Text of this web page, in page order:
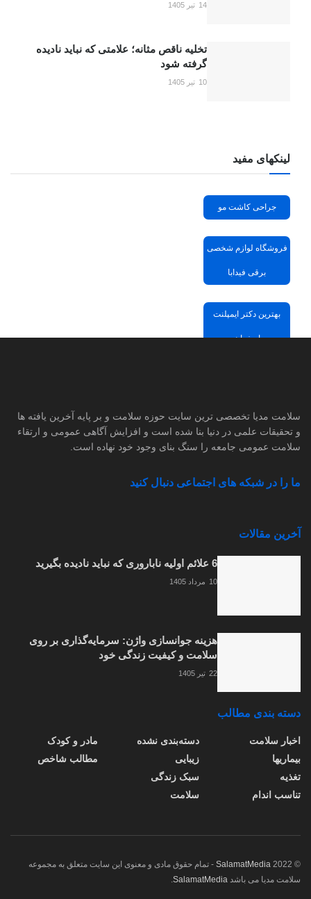
14 تیر 1405
تخلیه ناقص مثانه؛ علامتی که نباید نادیده
گرفته شود
10 تیر 1405
لینکهای مفید
جراحی کاشت مو
فروشگاه لوازم شخصی
برقی فیدابا
بهترین دکتر ایمپلنت
اصفهان
سلامت مدیا تخصصی ترین سایت حوزه سلامت و بر پایه آخرین یافته ها
و تحقیقات علمی در دنیا بنا شده است و افزایش آگاهی عمومی و ارتقاء
سلامت عمومی جامعه را سنگ بنای وجود خود نهاده است.
ما را در شبکه های اجتماعی دنبال کنید
آخرین مقالات
6 علائم اولیه ناباروری که نباید نادیده بگیرید
10 مرداد 1405
هزینه جوانسازی واژن: سرمایه‌گذاری بر روی
سلامت و کیفیت زندگی خود
22 تیر 1405
دسته بندی مطالب
اخبار سلامت
بیماریها
تغذیه
تناسب اندام
دسته‌بندی نشده
زیبایی
سبک زندگی
سلامت
مادر و کودک
مطالب شاخص
© 2022
SalamatMedia - تمام حقوق مادی و معنوی این سایت متعلق به مجموعه
سلامت مدیا می باشد SalamatMedia
.